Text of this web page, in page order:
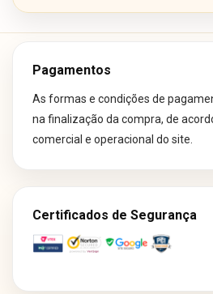
Pagamentos
As formas e condições de
na finalização da compra, de
comercial e operacional do site.
Certificados de Segurança